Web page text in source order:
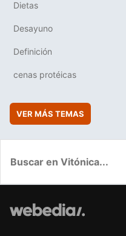
Dietas
Desayuno
Definición
cenas protéicas
VER MÁS TEMAS